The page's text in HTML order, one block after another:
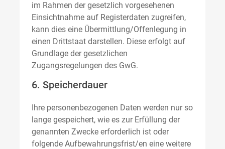
im Rahmen der gesetzlich vorgesehenen
Einsichtnahme auf Registerdaten zugreifen,
kann dies eine Übermittlung/Offenlegung in
einen Drittstaat darstellen. Diese erfolgt auf
Grundlage der gesetzlichen
Zugangsregelungen des GwG.
6. Speicherdauer
Ihre personenbezogenen Daten werden nur so
lange gespeichert, wie es zur Erfüllung der
genannten Zwecke erforderlich ist oder
folgende Aufbewahrungsfrist/en eine weitere